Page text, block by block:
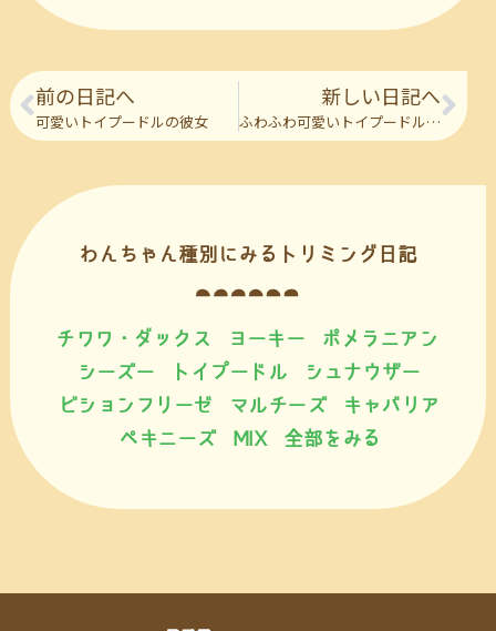
前の日記へ
可愛いトイプードルの彼女
新しい日記へ
ふわふわ可愛いトイプードルの彼
わんちゃん種別にみるトリミング日記
チワワ・ダックス ヨーキー
ポメラニアン
シーズー
トイプードル
シュナウザー
ビションフリーゼ
マルチーズ
キャバリア
ペキニーズ
MIX 全部をみる